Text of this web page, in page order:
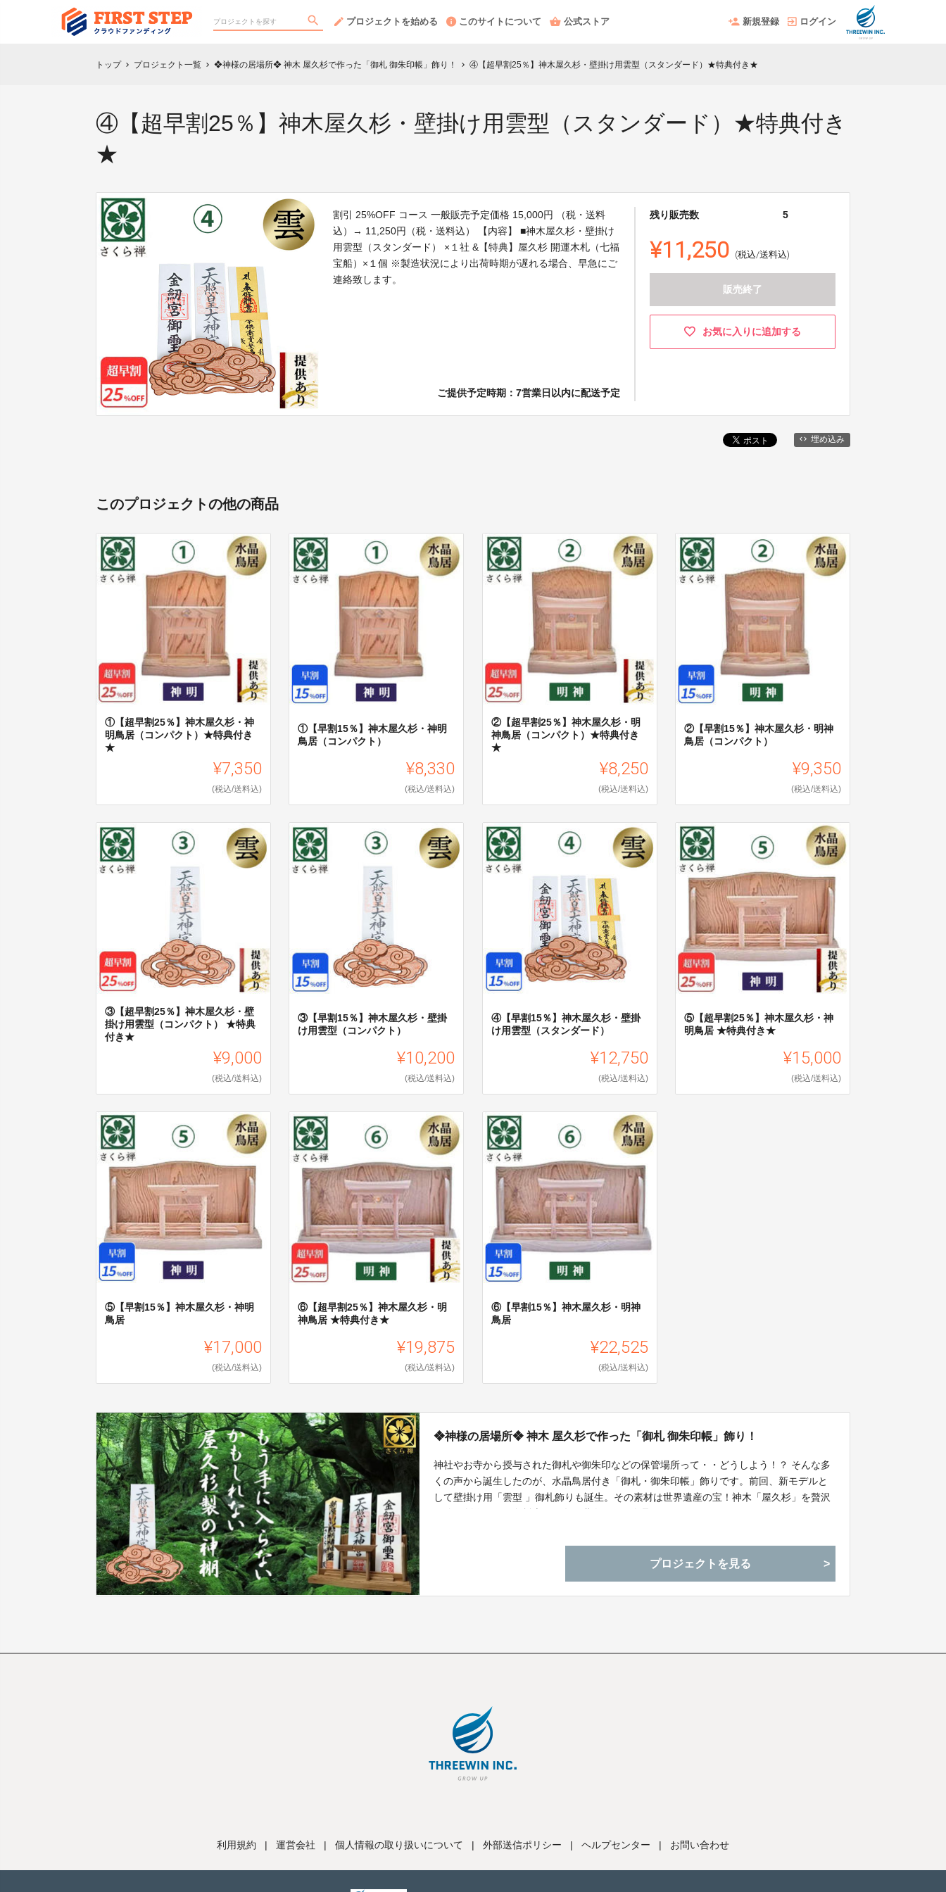
プロジェクトを始める このサイトについて 公式ストア 新規登録 ログイン
トップ chevron_right プロジェクト一覧 chevron_right ❖神様の居場所❖ 神木 屋久杉で作った「御札 御朱印帳」飾り！ chevron_right ④【超早割25％】神木屋久杉・壁掛け用雲型（スタンダード）★特典付き★
④【超早割25％】神木屋久杉・壁掛け用雲型（スタンダード）★特典付き
★
割引 25%OFF コース 一般販売予定価格 15,000円 （税・送料
込）→ 11,250円（税・送料込） 【内容】 ■神木屋久杉・壁掛け
用雲型（スタンダード） ×１社 &【特典】屋久杉 開運木札（七福
宝船）×１個 ※製造状況により出荷時期が遅れる場合、早急にご
連絡致します。
ご提供予定時期：7営業日以内に配送予定
残り販売数 5
¥11,250 (税込/送料込)
販売終了
お気に入りに追加する
埋め込み
このプロジェクトの他の商品
①【超早割25％】神木屋久杉・神
明鳥居（コンパクト）★特典付き
★
¥7,350
(税込/送料込)
①【早割15％】神木屋久杉・神明
鳥居（コンパクト）
¥8,330
(税込/送料込)
②【超早割25％】神木屋久杉・明
神鳥居（コンパクト）★特典付き
★
¥8,250
(税込/送料込)
②【早割15％】神木屋久杉・明神
鳥居（コンパクト）
¥9,350
(税込/送料込)
③【超早割25％】神木屋久杉・壁
掛け用雲型（コンパクト） ★特典
付き★
¥9,000
(税込/送料込)
③【早割15％】神木屋久杉・壁掛
け用雲型（コンパクト）
¥10,200
(税込/送料込)
④【早割15％】神木屋久杉・壁掛
け用雲型（スタンダード）
¥12,750
(税込/送料込)
⑤【超早割25％】神木屋久杉・神
明鳥居 ★特典付き★
¥15,000
(税込/送料込)
⑤【早割15％】神木屋久杉・神明
鳥居
¥17,000
(税込/送料込)
⑥【超早割25％】神木屋久杉・明
神鳥居 ★特典付き★
¥19,875
(税込/送料込)
⑥【早割15％】神木屋久杉・明神
鳥居
¥22,525
(税込/送料込)
❖神様の居場所❖ 神木 屋久杉で作った「御札 御朱印帳」飾り！
神社やお寺から授与された御札や御朱印などの保管場所って・・どうしよう！？ そんな多
くの声から誕生したのが、水晶鳥居付き「御札・御朱印帳」飾りです。前回、新モデルと
して壁掛け用「雲型 」御札飾りも誕生。その素材は世界遺産の宝！神木「屋久杉」を贅沢
プロジェクトを見る
利用規約 | 運営会社 | 個人情報の取り扱いについて | 外部送信ポリシー | ヘルプセンター | お問い合わせ